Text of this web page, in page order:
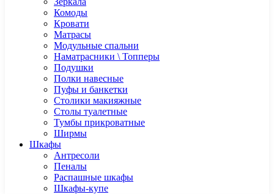
Комоды
Кровати
Матрасы
Модульные спальни
Наматрасники \ Топперы
Подушки
Полки навесные
Пуфы и банкетки
Столики макияжные
Столы туалетные
Тумбы прикроватные
Ширмы
Шкафы
Антресоли
Пеналы
Распашные шкафы
Шкафы-купе